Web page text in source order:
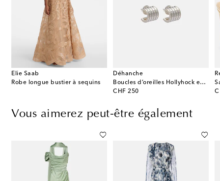
Elie Saab
Robe longue bustier à sequins
Déhanche
Boucles d’oreilles Hollyhock en argent sterling
CHF 250
original price
Vous aimerez peut-être également